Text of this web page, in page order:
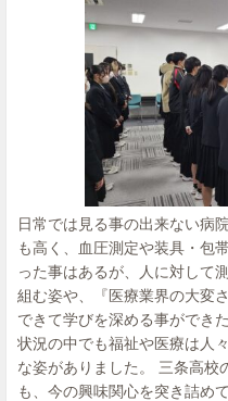
日常では見る事の出来ない病
も高く、血圧測定や装具・包
った事はあるが、人に対して
組む姿や、『医療業界の大変
できて学びを深める事ができ
状況の中でも福祉や医療は人
な姿がありました。 三条高校
も、今の興味関心を突き詰め